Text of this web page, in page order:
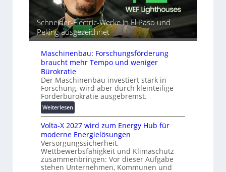
o
m
a
t
s
i
e
r
u
n
g
s
l
ö
s
u
n
l
r
e
i
e
d
t
G
e
r
ä
t
e
s
c
h
u
t
z
u
n
d
d
Schneider-Electric-Werke in El Paso und
Peking ausgezeichnet
Maschinenbau: Forschungsförderung
braucht mehr Tempo und weniger
Bürokratie
Der Maschinenbau investiert stark in
Forschung, wird aber durch kleinteilige
Förderbürokratie ausgebremst.
Weiterlesen:
M
a
s
c
h
i
n
Volta-X 2027 wird zum Energy Hub für
moderne Energielösungen
Versorgungssicherheit,
Wettbewerbsfähigkeit und Klimaschutz
zusammenbringen: Vor dieser Aufgabe
stehen Unternehmen, Kommunen und